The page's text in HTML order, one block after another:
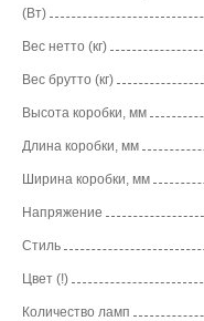
(Вт)
Вес нетто (кг)
Вес брутто (кг)
Высота коробки, мм
Длина коробки, мм
Ширина коробки, мм
Напряжение
Стиль
Цвет (!)
Количество ламп